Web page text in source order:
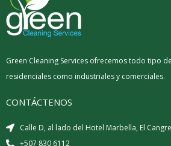
Green Cleaning Services ofrecemos todo tipo
residenciales como industriales y comerciales.
CONTÁCTENOS
Calle D, al lado del Hotel Marbella, El
+507 830 6112